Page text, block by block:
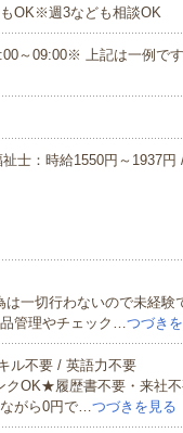
OK※週3なども相談OK
～09:00※ 上記は一例で
士：時給1550円～1937
は一切行わないので未経
管理やチェック…つづき
ル不要 / 英語力不要
クOK★履歴書不要・来社
がら0円で…つづきを見る